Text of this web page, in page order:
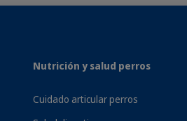
Nutrición y salud perros
Cuidado articular perros